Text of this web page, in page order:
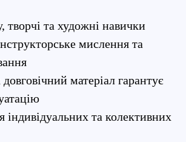
творчі та художні навички
мислення та
матеріал гарантує
індивідуальних та колективних